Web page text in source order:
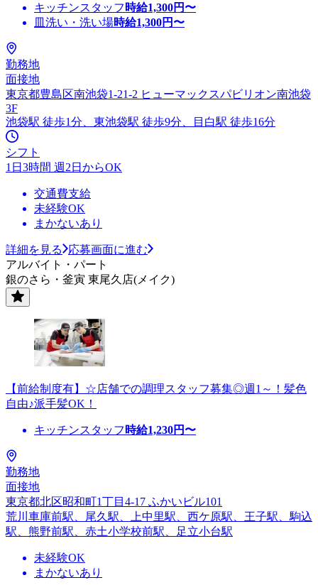
キッチンスタッフ 時給1,300円〜
皿洗い・洗い場時給1,300円〜
勤務地
面接地
東京都豊島区南池袋1-21-2 ヒューマックスパビリオン南池袋
3F
池袋駅 徒歩1分、東池袋駅 徒歩9分、目白駅 徒歩16分
シフト
1日3時間 週2日からOK
交通費支給
未経験OK
まかないあり
詳細を見る
応募画面に進む
アルバイト・パート
銀のさら・釜寅 東尾久店(メイク)
【前給制度有】☆店舗での調理スタッフ募集◎週1～！髪色
自由♪派手髪OK！
キッチンスタッフ 時給1,230円〜
勤務地
面接地
東京都北区昭和町1丁目4-17 ふかいビル101
荒川車庫前駅、尾久駅、上中里駅、西ケ原駅、王子駅、駒込
駅、熊野前駅、赤土小学校前駅、足立小台駅
未経験OK
まかないあり